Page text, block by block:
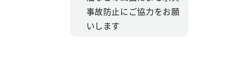
事故防止にご協力をお願
いします